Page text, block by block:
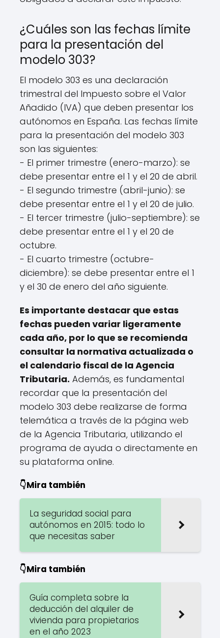
¿Cuáles son las fechas límite
para la presentación del
modelo 303?
El modelo 303 es una declaración
trimestral del Impuesto sobre el Valor
Añadido (IVA) que deben presentar los
autónomos en España. Las fechas límite
para la presentación del modelo 303
son las siguientes:
- El primer trimestre (enero-marzo): se
debe presentar entre el 1 y el 20 de abril.
- El segundo trimestre (abril-junio): se
debe presentar entre el 1 y el 20 de julio.
- El tercer trimestre (julio-septiembre): se
debe presentar entre el 1 y el 20 de
octubre.
- El cuarto trimestre (octubre-
diciembre): se debe presentar entre el 1
y el 30 de enero del año siguiente.
Es importante destacar que estas
fechas pueden variar ligeramente
cada año, por lo que se recomienda
consultar la normativa actualizada o
el calendario fiscal de la Agencia
Tributaria. Además, es fundamental
recordar que la presentación del
modelo 303 debe realizarse de forma
telemática a través de la página web
de la Agencia Tributaria, utilizando el
programa de ayuda o directamente en
su plataforma online.
👇Mira también
La seguridad social para
autónomos en 2015: todo lo
que necesitas saber
👇Mira también
Guía completa sobre la
deducción del alquiler de
vivienda para propietarios
en el año 2023